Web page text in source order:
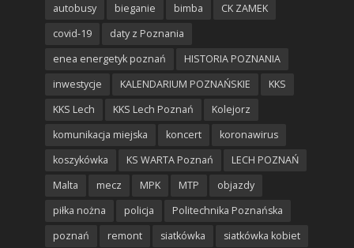
autobusy bieganie bimba
CK ZAMEK
covid-19
daty z Poznania
enea energetyk poznań
HISTORIA POZNANIA
inwestycje
KALENDARIUM POZNAŃSKIE
KKS
KKS Lech
KKS Lech Poznań
Kolejorz
komunikacja miejska
koncert
koronawirus
koszykówka
KS WARTA Poznań
LECH POZNAŃ
Malta
mecz MPK MTP
objazdy
piłka nożna
policja
Politechnika Poznańska
poznań
remont siatkówka siatkówka kobiet